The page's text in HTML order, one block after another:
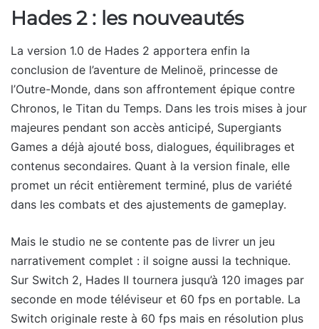
Hades 2 : les nouveautés
La version 1.0 de Hades 2 apportera enfin la
conclusion de l’aventure de Melinoë, princesse de
l’Outre-Monde, dans son affrontement épique contre
Chronos, le Titan du Temps. Dans les trois mises à jour
majeures pendant son accès anticipé, Supergiants
Games a déjà ajouté boss, dialogues, équilibrages et
contenus secondaires. Quant à la version finale, elle
promet un récit entièrement terminé, plus de variété
dans les combats et des ajustements de gameplay.
Mais le studio ne se contente pas de livrer un jeu
narrativement complet : il soigne aussi la technique.
Sur Switch 2, Hades II tournera jusqu’à 120 images par
seconde en mode téléviseur et 60 fps en portable. La
Switch originale reste à 60 fps mais en résolution plus